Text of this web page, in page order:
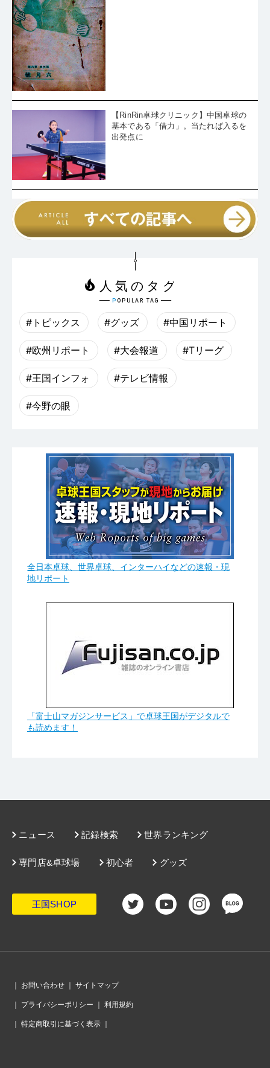
【RinRin卓球クリニック】中国卓球の
基本である「借力」。当たれば入るを
出発点に
#トピックス #グッズ #中国リポート
#欧州リポート #大会報道 #Tリーグ
#王国インフォ #テレビ情報
#今野の眼
全日本卓球、世界卓球、インターハイなどの速報・現
地リポート
「富士山マガジンサービス」で卓球王国がデジタルで
も読めます！
ニュース 記録検索 世界ランキング
グッズ
専門店&卓球場 初心者
王国SHOP
｜ お問い合わせ ｜ サイトマップ
｜ プライバシーポリシー ｜ 利用規約
｜ 特定商取引に基づく表示 ｜